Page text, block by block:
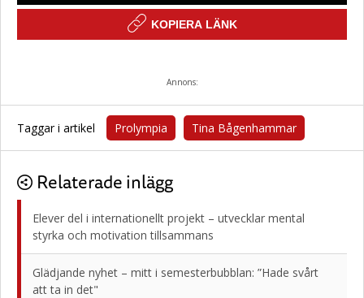
KOPIERA LÄNK
Annons:
Taggar i artikel Prolympia Tina Bågenhammar
Relaterade inlägg
Elever del i internationellt projekt – utvecklar mental
styrka och motivation tillsammans
Glädjande nyhet – mitt i semesterbubblan: ”Hade svårt
att ta in det"